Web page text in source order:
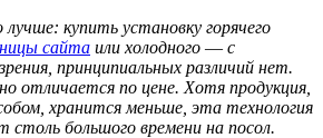
купить установку горячего
сайта или холодного ― с
принципиальных различий нет.
отличается по цене. Хотя продукция,
хранится меньше, эта технология
столь большого времени на посол.